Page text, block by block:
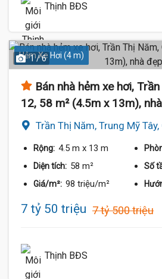
Thịnh BĐS
Hẻm Xe Hơi (4 m)
1 / 6
Bán nhà hẻm xe hơi,
12, 58 m² (4.5m x 13m),
Trần Thị Năm, Trung Mỹ
Rộng: 4.5 m x 13 m
Diện tích: 58 m² Số
Giá/m²: 98 triệu/m²
7 tỷ 50 triệu 7 tỷ 500 triệu
Thịnh BĐS